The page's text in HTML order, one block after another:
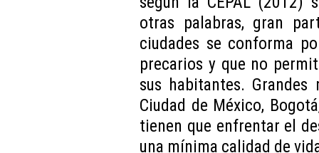
otras palabras, gran
ciudades se conforma
precarios y que no
sus habitantes.
Ciudad de México,
tienen que enfrentar el
una mínima calidad de